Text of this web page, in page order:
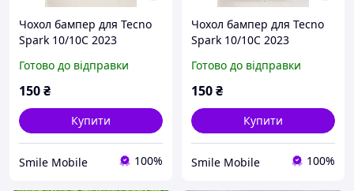
Чохол бампер для Tecno
Spark 10/10C 2023
мікрофібра Чорний
Готово до відправки
150₴
Купити
Smile Mobile 100%
Чохол бампер для Tecno
Spark 10/10C 2023
мікрофібра Червоний
Готово до відправки
150₴
Купити
Smile Mobile 100%